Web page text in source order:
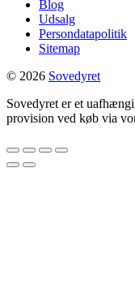
Blog
Udsalg
Persondatapolitik
Sitemap
© 2026 Sovedyret
Sovedyret er et
provision ved køb via